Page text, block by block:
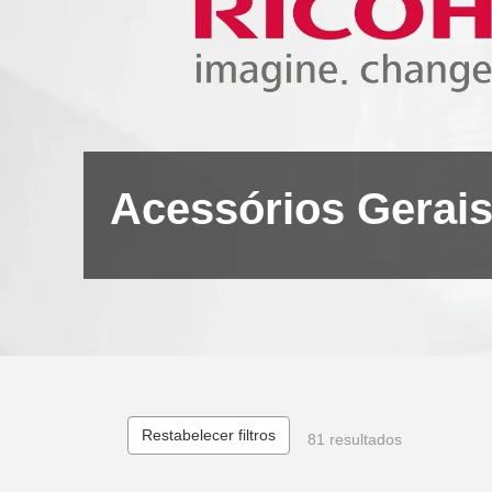
Acessórios Gerais
Restabelecer filtros 81 resultados